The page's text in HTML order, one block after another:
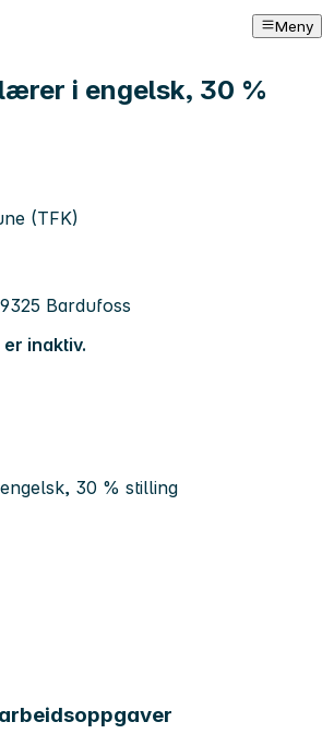
Meny
i engelsk, 30 %
(TFK)
Bardufoss
inaktiv.
30 % stilling